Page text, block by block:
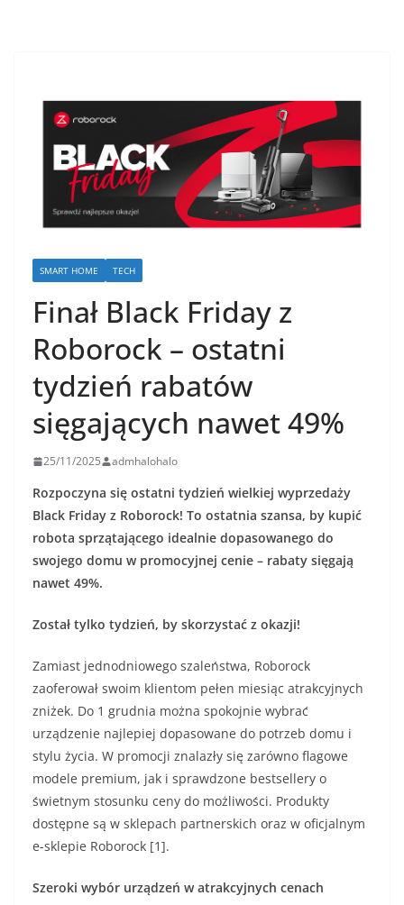
SMART HOME TECH
Finał Black Friday z
Roborock – ostatni
tydzień rabatów
sięgających nawet 49%
25/11/2025 admhalohalo
Rozpoczyna się ostatni tydzień wielkiej wyprzedaży
Black Friday z Roborock! To ostatnia szansa, by kupić
robota sprzątającego idealnie dopasowanego do
swojego domu w promocyjnej cenie – rabaty sięgają
nawet 49%.
Został tylko tydzień, by skorzystać z okazji!
Zamiast jednodniowego szaleństwa, Roborock
zaoferował swoim klientom pełen miesiąc atrakcyjnych
zniżek. Do 1 grudnia można spokojnie wybrać
urządzenie najlepiej dopasowane do potrzeb domu i
stylu życia. W promocji znalazły się zarówno flagowe
modele premium, jak i sprawdzone bestsellery o
świetnym stosunku ceny do możliwości. Produkty
dostępne są w sklepach partnerskich oraz w oficjalnym
e-sklepie Roborock [1].
Szeroki wybór urządzeń w atrakcyjnych cenach